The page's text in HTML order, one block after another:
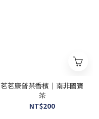
茗茗康普茶香檳｜南非國寶
茶
NT$200